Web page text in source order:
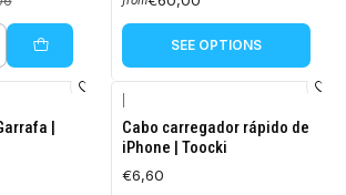
SEE OPTIONS
|
Cabo carregador rápido de
iPhone | Toocki
€6,60